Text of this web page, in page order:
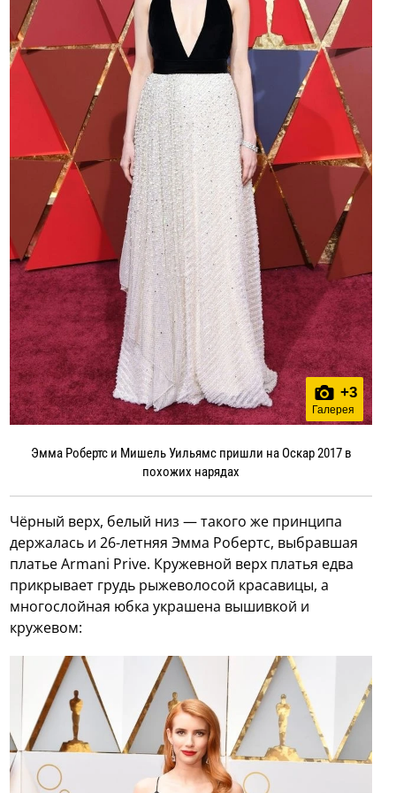
+3
Галерея
Эмма Робертс и Мишель Уильямс пришли на Оскар 2017 в
похожих нарядах
Чёрный верх, белый низ — такого же принципа
держалась и 26-летняя Эмма Робертс, выбравшая
платье Armani Prive. Кружевной верх платья едва
прикрывает грудь рыжеволосой красавицы, а
многослойная юбка украшена вышивкой и
кружевом: